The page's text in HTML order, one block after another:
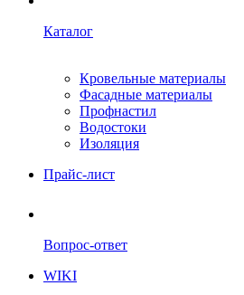
Каталог
Кровельные материалы
Фасадные материалы
Профнастил
Водостоки
Изоляция
Прайс-лист
Вопрос-ответ
WIKI